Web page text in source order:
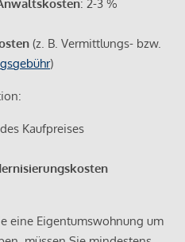
: 2-3 %
(z. B. Vermittlungs- bzw.
)
Kaufpreises
eine Eigentumswohnung um